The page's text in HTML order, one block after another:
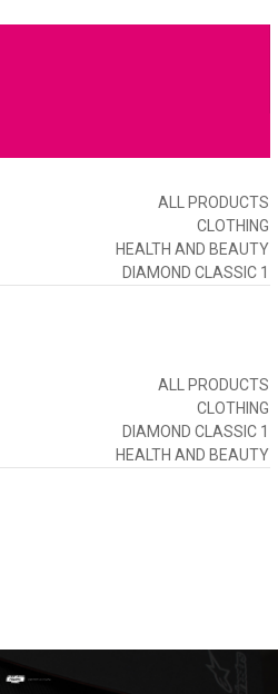
ALL PRODUCTS
CLOTHING
HEALTH AND BEAUTY
DIAMOND CLASSIC 1
ALL PRODUCTS
CLOTHING
DIAMOND CLASSIC 1
HEALTH AND BEAUTY